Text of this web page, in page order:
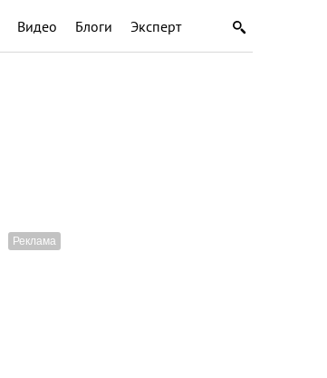
Видео Блоги Эксперт